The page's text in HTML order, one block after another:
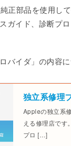
正部品を使用し
ガイド、診断プ
バイダ」の内容
独立系修理
Appleの独立系
える修理店で
プロ […]